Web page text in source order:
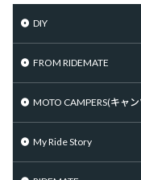
DIY
FROM RIDEMATE
MOTO CAMPERS(キャ
My Ride Story